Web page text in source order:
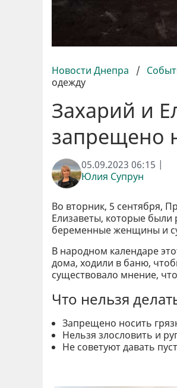
Новости Днепра /
одежду
Захарий и
запрещено
05.09.2023 06:15 |
Юлия Супрун
Во вторник, 5 сентября,
Елизаветы, которые
беременные женщины и
В народном календаре
дома, ходили в баню,
существовало мнение,
Что нельзя
Запрещено носить
Нельзя злословить и
Не советуют давать